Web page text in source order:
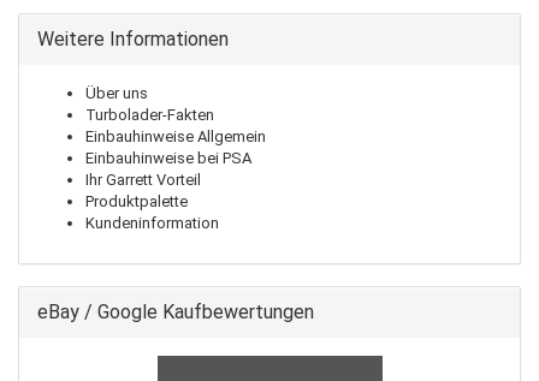
Weitere Informationen
Über uns
Turbolader-Fakten
Einbauhinweise Allgemein
Einbauhinweise bei PSA
Ihr Garrett Vorteil
Produktpalette
Kundeninformation
eBay / Google Kaufbewertungen